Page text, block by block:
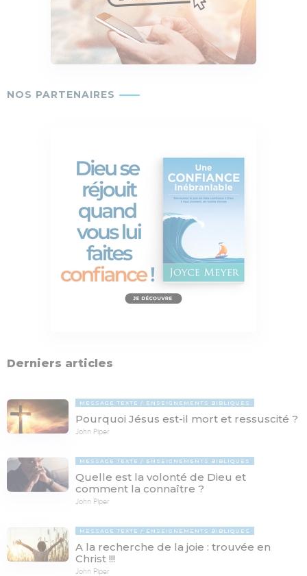
Derniers articles
MESSAGE TEXTE ENSEIGNEMENTS BIBLIQUES
Pourquoi Jésus est-il mort et ressuscité ?
John Piper
MESSAGE TEXTE ENSEIGNEMENTS BIBLIQUES
Quelle est la volonté de Dieu et
comment la connaître ?
John Piper
MESSAGE TEXTE ENSEIGNEMENTS BIBLIQUES
A la recherche de la joie : trouvée en
Christ !!!
John Piper